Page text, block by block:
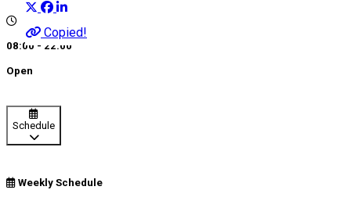
Copied!
08:00 - 22:00
Open
Schedule
Weekly Schedule